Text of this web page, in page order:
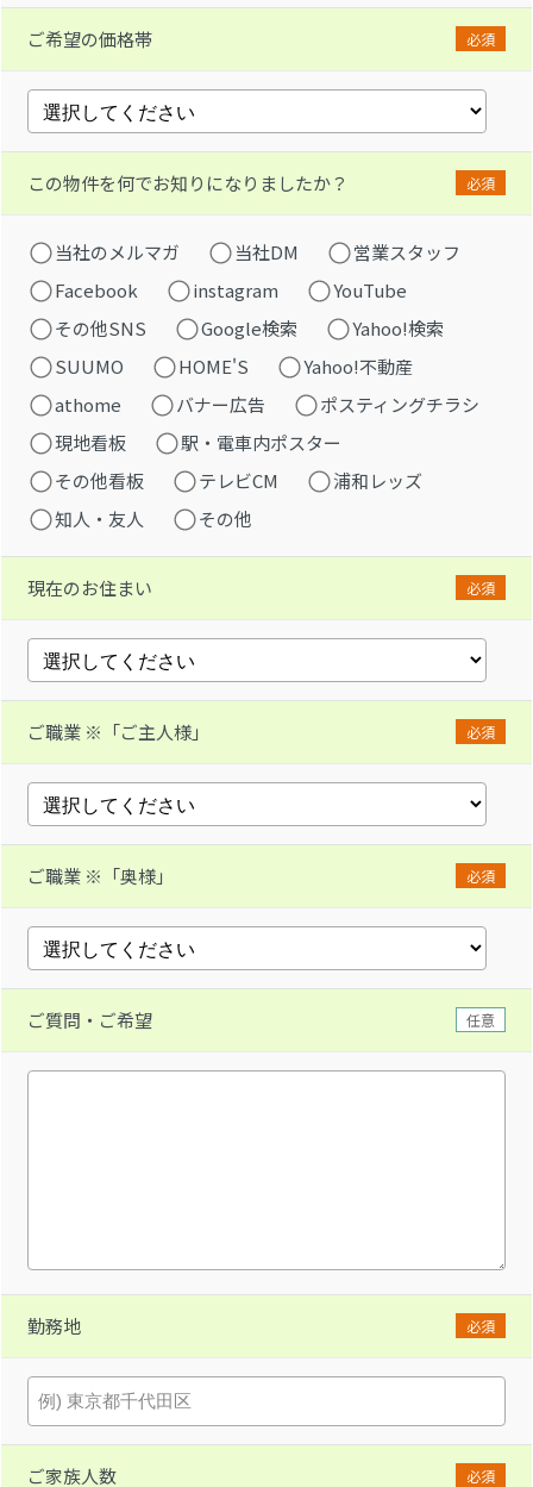
ご希望の価格帯 必須
この物件を何でお知りになりましたか？ 必須
当社のメルマガ 当社DM
営業スタッフ
Facebook
instagram
YouTube
その他SNS
Google検索
Yahoo!検索
SUUMO
HOME'S
Yahoo!不動産
athome
バナー広告
ポスティングチラシ
現地看板
駅・電車内ポスター
その他看板
テレビCM
浦和レッズ
知人・友人
その他
現在のお住まい 必須
ご職業 ※「ご主人様」 必須
ご職業 ※「奥様」 必須
ご質問・ご希望 任意
勤務地 必須
ご家族人数 必須